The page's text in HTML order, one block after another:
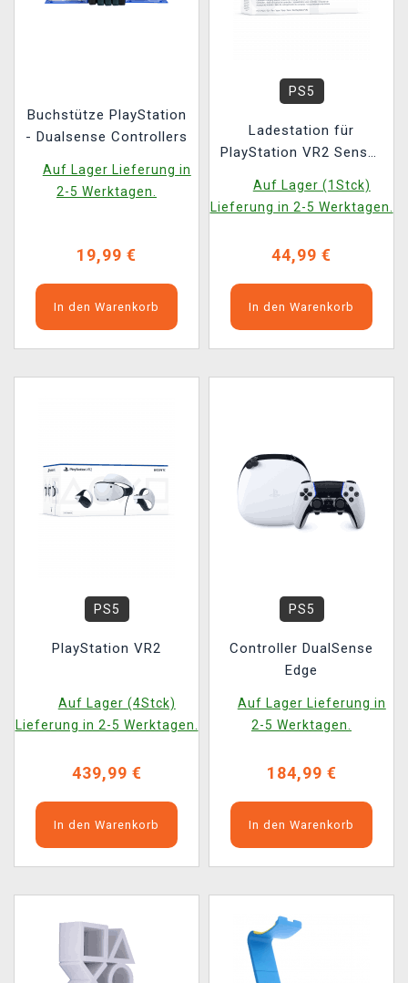
Buchstütze PlayStation
- Dualsense Controllers
Auf Lager Lieferung in
2-5 Werktagen.
19,99 €
In den Warenkorb
PS5
Ladestation für
PlayStation VR2 Sense-
Auf Lager (1Stck)
Lieferung in 2-5 Werktagen.
44,99 €
In den Warenkorb
PS5
PlayStation VR2
Auf Lager (4Stck)
Lieferung in 2-5 Werktagen.
439,99 €
In den Warenkorb
PS5
Controller DualSense
Edge
Auf Lager Lieferung in
2-5 Werktagen.
184,99 €
In den Warenkorb